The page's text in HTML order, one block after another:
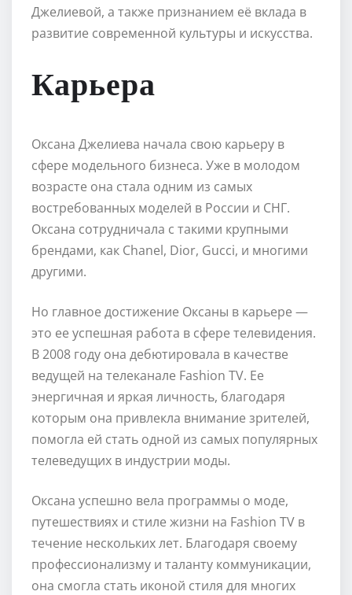
Джелиевой, а также признанием её вклада в
развитие современной культуры и искусства.
Карьера
Оксана Джелиева начала свою карьеру в
сфере модельного бизнеса. Уже в молодом
возрасте она стала одним из самых
востребованных моделей в России и СНГ.
Оксана сотрудничала с такими крупными
брендами, как Chanel, Dior, Gucci, и многими
другими.
Но главное достижение Оксаны в карьере —
это ее успешная работа в сфере телевидения.
В 2008 году она дебютировала в качестве
ведущей на телеканале Fashion TV. Ее
энергичная и яркая личность, благодаря
которым она привлекла внимание зрителей,
помогла ей стать одной из самых популярных
телеведущих в индустрии моды.
Оксана успешно вела программы о моде,
путешествиях и стиле жизни на Fashion TV в
течение нескольких лет. Благодаря своему
профессионализму и таланту коммуникации,
она смогла стать иконой стиля для многих